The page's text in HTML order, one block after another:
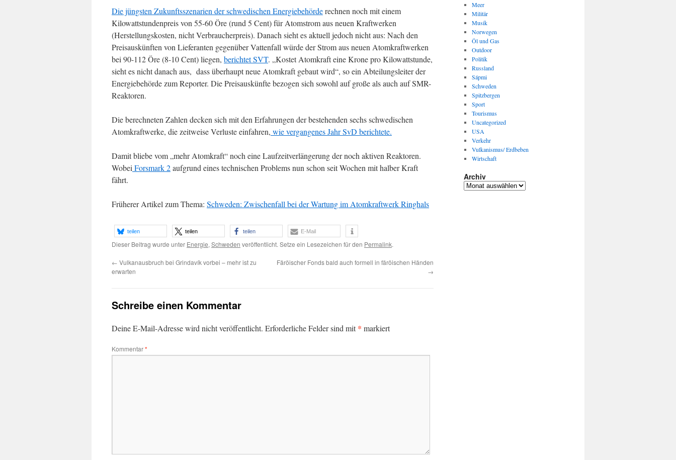
Die jüngsten Zukunftsszenarien der schwedischen Energiebehörderechnen noch mit einem
Kilowattstundenpreis von 55-60 Öre (rund 5 Cent) für Atomstrom aus neuen Kraftwerken
(Herstellungskosten, nicht Verbraucherpreis). Danach sieht es aktuell jedoch nicht aus: Nach den
Preisauskünften von Lieferanten gegenüber Vattenfall würde der Strom aus neuen Atomkraftwerken
bei 90-112 Öre (8-10 Cent) liegen, berichtet SVT. „Kostet Atomkraft eine Krone pro Kilowattstunde,
sieht es nicht danach aus, dass überhaupt neue Atomkraft gebaut wird“, so ein Abteilungsleiter der
Energiebehörde zum Reporter. Die Preisauskünfte bezogen sich sowohl auf große als auch auf SMR-
Reaktoren.
Die berechneten Zahlen decken sich mit den Erfahrungen der bestehenden sechs schwedischen
Atomkraftwerke, die zeitweise Verluste einfahren, wie vergangenes Jahr SvD berichtete.
Damit bliebe vom „mehr Atomkraft“ noch eine Laufzeitverlängerung der noch aktiven Reaktoren.
Wobei Forsmark 2aufgrund eines technischen Problems nun schon seit Wochen mit halber Kraft
fährt.
Früherer Artikel zum Thema: Schweden: Zwischenfall bei der Wartung im Atomkraftwerk Ringhals
teilen teilen teilen E-Mail
Dieser Beitrag wurde unter Energie, Schweden veröffentlicht. Setze ein Lesezeichen für den Permalink.
← Vulkanausbruch bei Grindavík vorbei – mehr ist zu
erwarten
Färöischer Fonds bald auch formell in färöischen Händen
→
Schreibe einen Kommentar
Deine E-Mail-Adresse wird nicht veröffentlicht. Erforderliche Felder sind mit* markiert
Kommentar*
Meer
Militär
Musik
Norwegen
Öl und Gas
Outdoor
Politik
Russland
Sápmi
Schweden
Spitzbergen
Sport
Tourismus
Uncategorized
USA
Verkehr
Vulkanismus/ Erdbeben
Wirtschaft
Archiv
Archiv